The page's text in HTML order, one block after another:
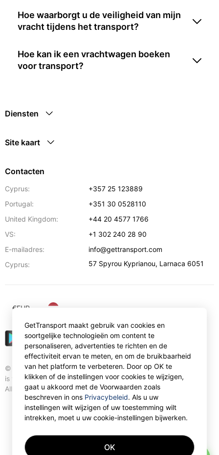
Hoe waarborgt u de veiligheid van mijn
vracht tijdens het transport?
Hoe kan ik een vrachtwagen boeken
voor transport?
Diensten
Site kaart
Contacten
Cyprus:
+357 25 123889
Portugal:
+351 30 0528110
United Kingdom:
+44 20 4577 1766
VS:
+1 302 240 28 90
E-mailadres:
info@gettransport.com
Cyprus:
57 Spyrou Kyprianou, Larnaca 6051
© Gettransport International Limited. GetTransport®
is trademark of Gettransport International Limited.
All rights reserved.
€EUR
GetTransport maakt gebruik van cookies en
soortgelijke technologieën om content te
personaliseren, advertenties te richten en de
effectiviteit ervan te meten, en om de bruikbaarheid
van het platform te verbeteren. Door op OK te
klikken of de instellingen voor cookies te wijzigen,
gaat u akkoord met de Voorwaarden zoals
beschreven in ons Privacybeleid. Als u uw
instellingen wilt wijzigen of uw toestemming wilt
intrekken, moet u uw cookie-instellingen bijwerken.
OK